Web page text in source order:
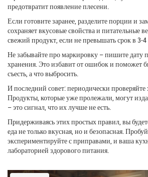
предотвратит появление плесени.
Если готовите заранее, разделите порции и
сохраняет вкусовые свойства и питательные
свежий продукт, если не превышать срок в 3‑4
Не забывайте про маркировку – пишите дату
хранения. Это избавит от ошибок и поможет
съесть, а что выбросить.
И последний совет: периодически проверяйте
Продукты, которые уже пролежали, могут
– это сигнал, что их лучше не есть.
Придерживаясь этих простых правил, вы
еда не только вкусная, но и безопасная.
экспериментируйте с приправами, и ваша
лабораторией здорового питания.